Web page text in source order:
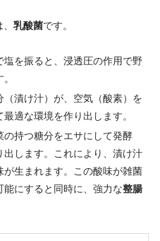
乳酸菌です。
塩を振ると、浸透圧の作用で野
（漬け汁）が、空気（酸素）を
適な環境を作り出します。
の持つ糖分をエサにして発酵
出します。これにより、漬け汁
生まれます。この酸味が雑菌
にすると同時に、強力な整腸